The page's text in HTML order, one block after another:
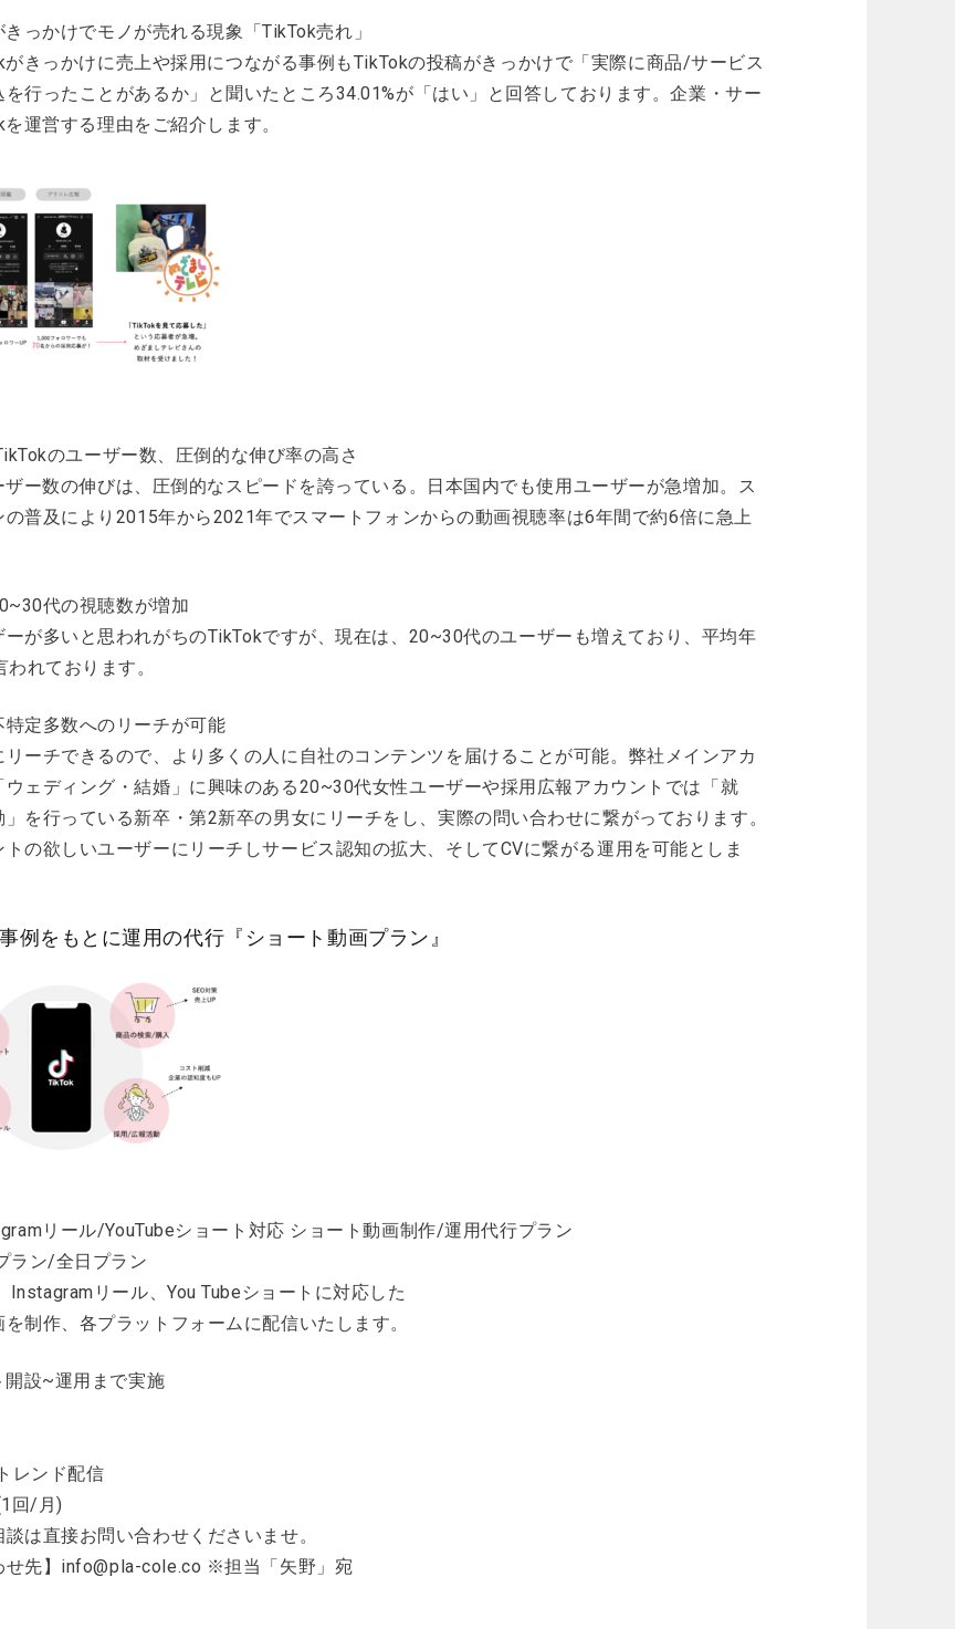
っかけでモノが売れる現象「TikTok売れ」
がきっかけに売上や採用につながる事例もTikTokの投稿がきっかけで「実際に商品/サービス
行ったことがあるか」と聞いたところ34.01%が「はい」と回答しております。企業・サー
運営する理由をご紹介します。
のユーザー数、圧倒的な伸び率の高さ
ー数の伸びは、圧倒的なスピードを誇っている。日本国内でも使用ユーザーが急増加。ス
の普及により2015年から2021年でスマートフォンからの動画視聴率は6年間で約6倍に急上
代の視聴数が増加
ーが多いと思われがちのTikTokですが、現在は、20~30代のユーザーも増えており、平均年
れております。
定多数へのリーチが可能
ーチできるので、より多くの人に自社のコンテンツを届けることが可能。弊社メインアカ
ウェディング・結婚」に興味のある20~30代女性ユーザーや採用広報アカウントでは「就
を行っている新卒・第2新卒の男女にリーチをし、実際の問い合わせに繋がっております。
の欲しいユーザーにリーチしサービス認知の拡大、そしてCVに繋がる運用を可能としま
例をもとに運用の代行『ショート動画プラン』
リール/YouTubeショート対応 ショート動画制作/運用代行プラン
ラン/全日プラン
Instagramリール、You Tubeショートに対応した
制作、各プラットフォームに配信いたします。
開設~運用まで実施
レンド配信
回/月)
は直接お問い合わせくださいませ。
せ先】info@pla-cole.co ※担当「矢野」宛